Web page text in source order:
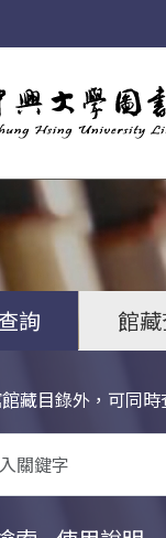
詢 館
藏目錄外，可同
尋